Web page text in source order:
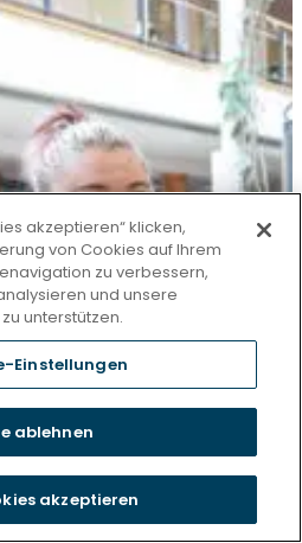
akzeptieren“ klicken,
von Cookies auf Ihrem
zu verbessern,
und unsere
unterstützen.
Einstellungen
ablehnen
akzeptieren